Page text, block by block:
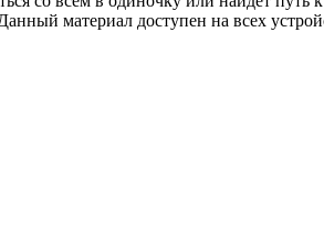
материал доступен на всех